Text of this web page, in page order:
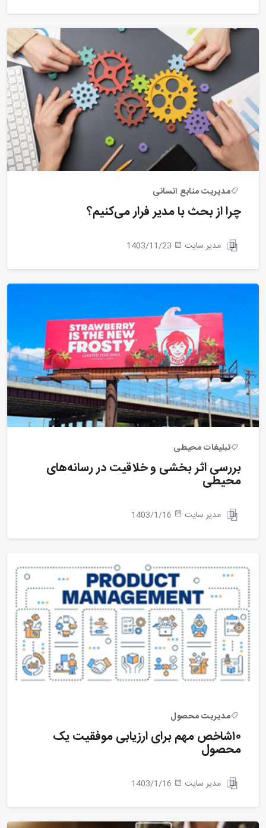
مدیریت منابع انسانی
چرا از بحث با مدیر فرار می‌کنیم؟
مدیر سایت 1403/11/23
تبلیغات محیطی
بررسی اثر بخشی و خلاقیت در رسانه‌های
محیطی
مدیر سایت 1403/1/16
مدیریت محصول
۱۰شاخص مهم برای ارزیابی موفقیت یک
محصول
مدیر سایت 1403/1/16